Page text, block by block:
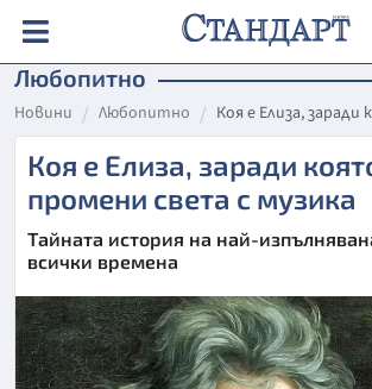
Любопитно
Новини Любопитно Коя е Елиза,
Коя е Елиза, заради
промени света с музика
Тайната история на най-
всички времена